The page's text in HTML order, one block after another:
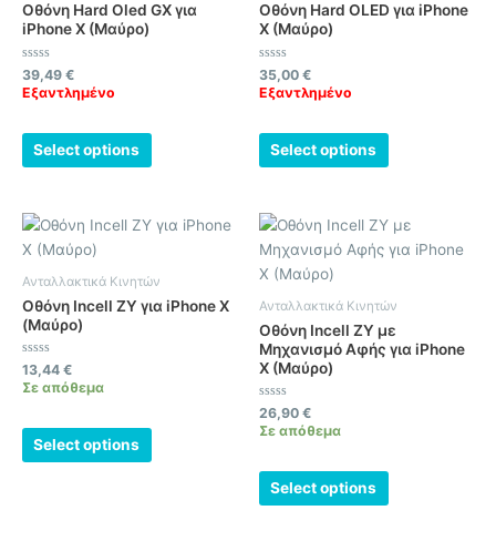
Οθόνη Hard Oled GX για
iPhone X (Μαύρο)
Βαθμολογήθηκε
με
0
39,49 €
Εξαντλημένο
Select options
Οθόνη Hard OLED για iPhone
X (Μαύρο)
Βαθμολογήθηκε
με
0
35,00 €
Εξαντλημένο
Select options
Ανταλλακτικά Κινητών
Οθόνη Incell ZY για iPhone X
(Μαύρο)
Βαθμολογήθηκε
με
0
13,44 €
Σε απόθεμα
Select options
Ανταλλακτικά Κινητών
Οθόνη Incell ZY με
Μηχανισμό Αφής για iPhone
X (Μαύρο)
Βαθμολογήθηκε
με
0
26,90 €
Σε απόθεμα
Select options